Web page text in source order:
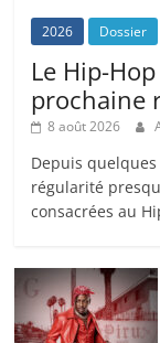
2026 Dossier
Le Hip-
prochaine
8 août 2026
Depuis
régularité
consacrées au